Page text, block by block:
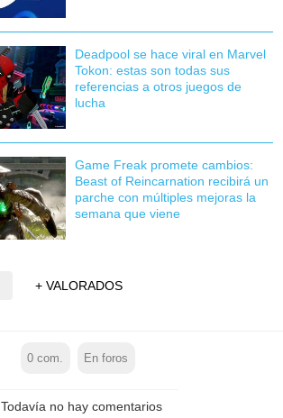
Deadpool se hace viral en Marvel
Tokon: estas son todas sus
referencias a otros juegos de
lucha
Game Freak promete cambios:
Beast of Reincarnation recibirá un
parche con múltiples mejoras la
semana que viene
+ VALORADOS
0 com. En foros
Todavía no hay comentarios